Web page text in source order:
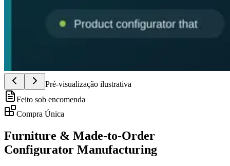
Pré-visualização ilustrativa
Feito sob encomenda
Compra Única
Furniture & Made-to-Order
Configurator Manufacturing